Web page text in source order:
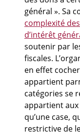
général ». Sa
complexité
d’intérêt
soutenir par
fiscales.
en effet
appartient
catégories se
appartient
qu’une case,
restrictive de